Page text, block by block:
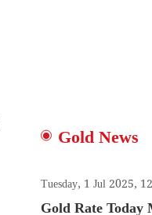
Gold News
Tuesday, 1 Jul 2025,
Gold Rate